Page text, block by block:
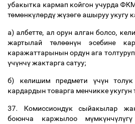
убакытка кармап койгон учурда
төмөнкүлөрдүжүзөгөашырууукугу
а)албетте, ал орун алган болсо,
жартылай
төлөөнүн эсебине
каражаттарынын ордун ага толтуруп
үчүнчүжактарга сатуу;
б) келишим предмети үчүн толук
кардардын товарга менчиккеукугун
37. Комиссиондук сыйакылар
боюнча
каржылоо мүмкүнчүлүгү